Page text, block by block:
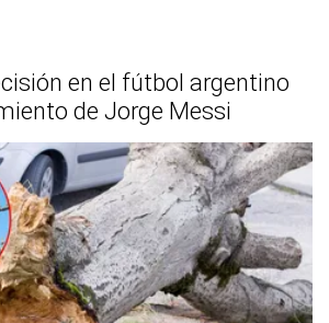
en el fútbol argentino
de Jorge Messi